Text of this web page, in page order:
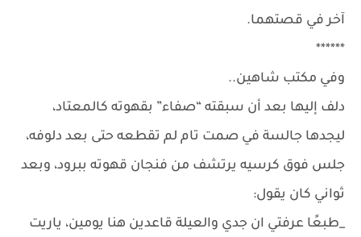
آخر في قصتهما.
******
وفي مكتب شاهين..
دلف إليها بعد أن سبقته “صفاء” بقهوته كالمعتاد،
ليجدها جالسة في صمت تام لم تقطعه حتى بعد دلوفه،
جلس فوق كرسيه يرتشف من فنجان قهوته ببرود، وبعد
ثواني كان يقول:
_طبعًا عرفتي ان جدي والعيلة قاعدين هنا يومين، ياريت